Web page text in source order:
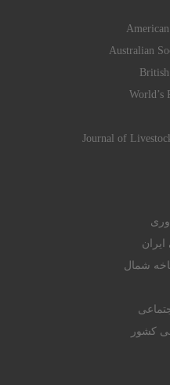
Australian
World’s
Journal of
شمال
کشور